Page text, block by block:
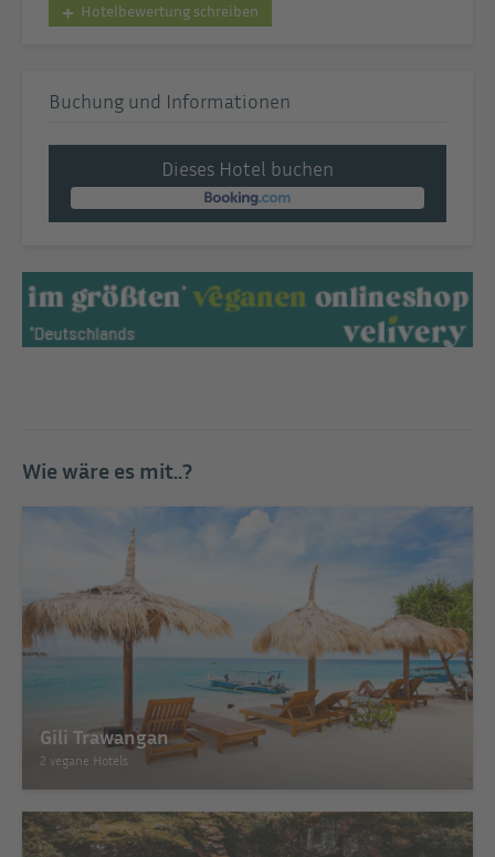
Hotelbewertung schreiben
Buchung und Informationen
Dieses Hotel buchen
Wie wäre es mit..?
Gili Trawangan
2 vegane Hotels